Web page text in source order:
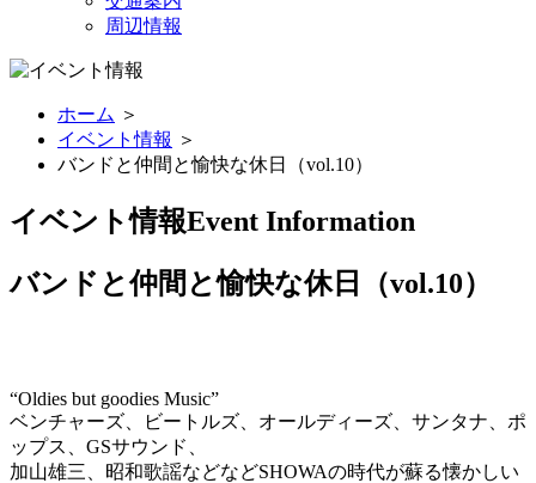
周辺情報
ホーム ＞
イベント情報 ＞
バンドと仲間と愉快な休日（vol.10）
イベント情報Event Information
バンドと仲間と愉快な休日（vol.10）
“Oldies but goodies Music”
ベンチャーズ、ビートルズ、オールディーズ、サンタナ、ポ
ップス、GSサウンド、
加山雄三、昭和歌謡などなどSHOWAの時代が蘇る懐かしい